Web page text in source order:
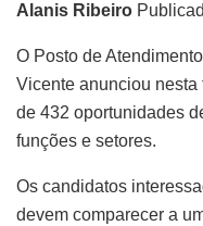
Alanis Ribeiro
O Posto de
Vicente anunciou
de 432 oportunidades
funções e setores.
Os candidatos
devem comparecer a